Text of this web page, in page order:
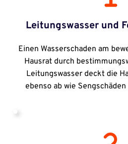
Leitungswasser und
Einen Wasserschaden am
Hausrat durch
Leitungswasser deckt die
ebenso ab wie